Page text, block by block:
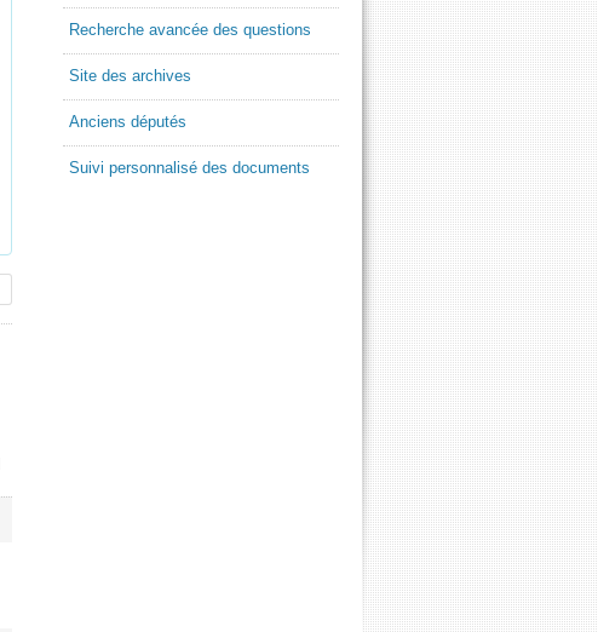
Recherche avancée des questions
Site des archives
Anciens députés
Suivi personnalisé des documents